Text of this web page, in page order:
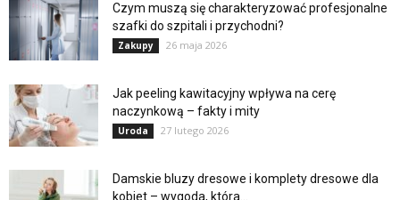
Czym muszą się charakteryzować profesjonalne
szafki do szpitali i przychodni?
Zakupy 26 maja 2026
Jak peeling kawitacyjny wpływa na cerę
naczynkową – fakty i mity
Uroda 27 lutego 2026
Damskie bluzy dresowe i komplety dresowe dla
kobiet – wygoda, która...